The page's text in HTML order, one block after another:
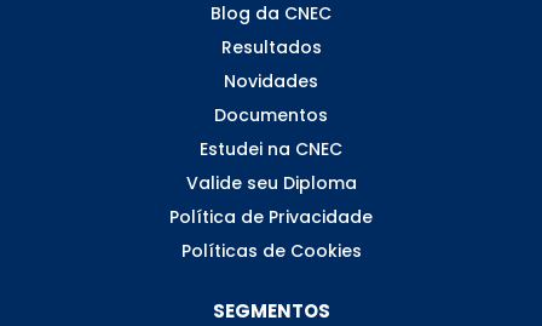
Blog da CNEC
Resultados
Novidades
Documentos
Estudei na CNEC
Valide seu Diploma
Política de Privacidade
Políticas de Cookies
SEGMENTOS